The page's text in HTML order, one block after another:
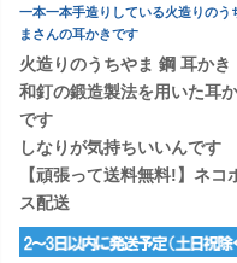
一本一本手造りしている火造りのう
まさんの耳かきです
火造りのうちやま 鋼 耳かき
和釘の鍛造製法を用いた耳
です
しなりが気持ちいいんです
【頑張って送料無料!】ネコ
ス配送